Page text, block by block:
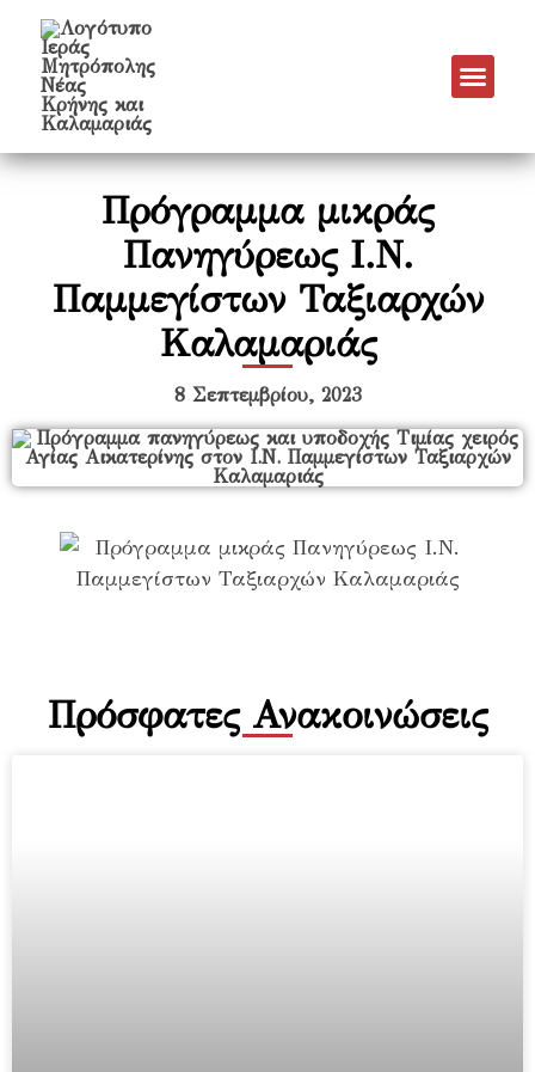
Πρόγραμμα μικράς
Πανηγύρεως Ι.Ν.
Παμμεγίστων Ταξιαρχών
Καλαμαριάς
8 Σεπτεμβρίου, 2023
Πρόσφατες Ανακοινώσεις